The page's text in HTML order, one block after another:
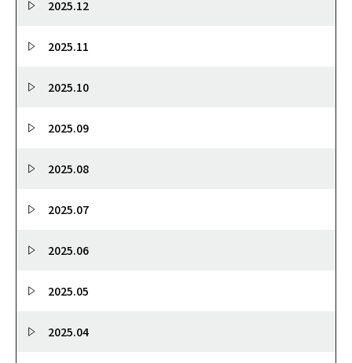
2025.12
2025.11
2025.10
2025.09
2025.08
2025.07
2025.06
2025.05
2025.04